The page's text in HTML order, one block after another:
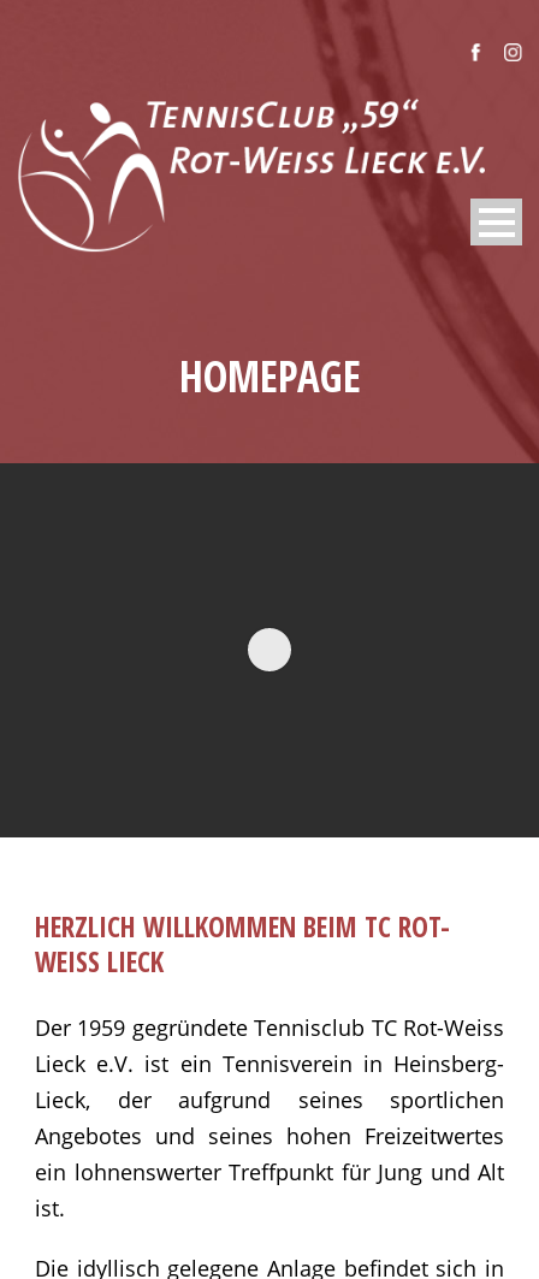
HOMEPAGE
HERZLICH WILLKOMMEN BEIM TC ROT-
WEISS LIECK
Der 1959 gegründete Tennisclub TC Rot-Weiss
Lieck e.V. ist ein Tennisverein in Heinsberg-
Lieck, der aufgrund seines sportlichen
Angebotes und seines hohen Freizeitwertes
ein lohnenswerter Treffpunkt für Jung und Alt
ist.
Die idyllisch gelegene Anlage befindet sich in